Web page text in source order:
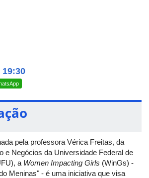
19:30
pela professora Vérica Freitas, da
e Negócios da Universidade Federal de
a Women Impacting Girls (WinGs) -
Meninas" - é uma iniciativa que visa